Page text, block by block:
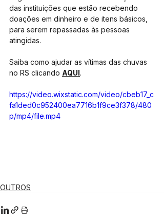
das instituições que estão recebendo
doações em dinheiro e de itens básicos,
para serem repassadas às pessoas
atingidas.
Saiba como ajudar as vítimas das chuvas
no RS clicando AQUI.
https://video.wixstatic.com/video/cbeb17_c
fa1ded0c952400ea7716b1f9ce3f378/480
p/mp4/file.mp4
OUTROS